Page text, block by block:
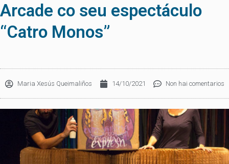
Arcade co seu espectáculo
“Catro Monos”
Maria Xesús Queimaliños 14/10/2021 Non hai comentarios